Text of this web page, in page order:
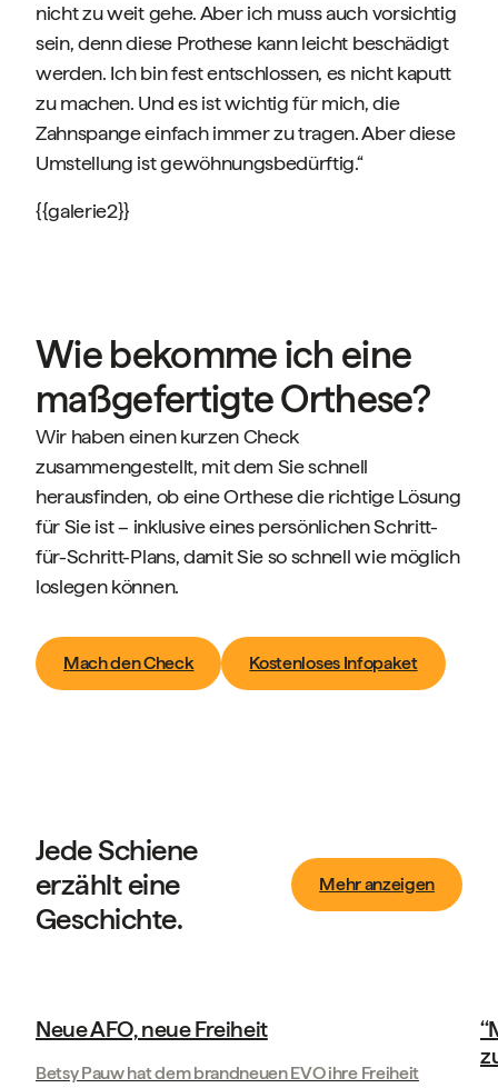
nicht zu weit gehe. Aber ich muss auch vorsichtig
sein, denn diese Prothese kann leicht beschädigt
werden. Ich bin fest entschlossen, es nicht kaputt
zu machen. Und es ist wichtig für mich, die
Zahnspange einfach immer zu tragen. Aber diese
Umstellung ist gewöhnungsbedürftig.“
{{galerie2}}
Wie bekomme ich eine
maßgefertigte Orthese?
Wir haben einen kurzen Check
zusammengestellt, mit dem Sie schnell
herausfinden, ob eine Orthese die richtige Lösung
für Sie ist – inklusive eines persönlichen Schritt-
für-Schritt-Plans, damit Sie so schnell wie möglich
loslegen können.
Mach den Check Kostenloses Infopaket
Jede Schiene
erzählt eine
Geschichte.
‘‘Manometric hat mir mein Leben
Mehr anzeigen